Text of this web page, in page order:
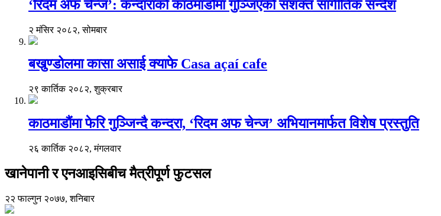
‘रिदम अफ चेन्ज’: कन्दाराको काठमाडौंमा गुञ्जिएको सशक्त सांगीतिक सन्देश
२ मंसिर २०८२, सोमबार
बखुण्डोलमा कासा असाई क्याफे Casa açaí cafe
२९ कार्तिक २०८२, शुक्रबार
काठमाडौंमा फेरि गुञ्जिन्दै कन्दरा, ‘रिदम अफ चेन्ज’ अभियानमार्फत विशेष प्रस्तुति
२६ कार्तिक २०८२, मंगलवार
खानेपानी र एनआइसिबीच मैत्रीपूर्ण फुटसल
२२ फाल्गुन २०७७, शनिबार